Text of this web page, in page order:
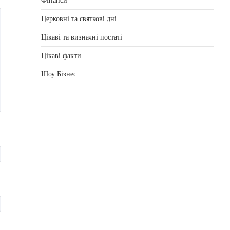
Церковні та святкові дні
Цікаві та визначні постаті
Цікаві факти
Шоу Бізнес